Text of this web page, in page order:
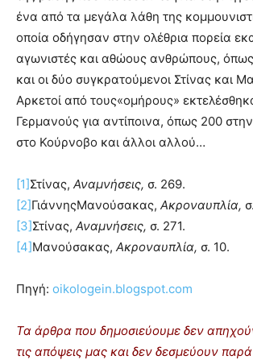
ένα από τα μεγάλα λάθη της
οποία οδήγησαν στην ολέθρια πορεία
αγωνιστές και αθώους ανθρώπους,
και οι δύο συγκρατούμενοι Στίνας και
Αρκετοί από τους«ομήρους»
Γερμανούς για αντίποινα, όπως 200
στο Κούρνοβο και άλλοι αλλού…
[1]Στίνας, Αναμνήσεις, σ. 269.
[2]ΓιάννηςΜανούσακας, Ακροναυπλία,
[3]Στίνας, Αναμνήσεις, σ. 271.
[4]Μανούσακας, Ακροναυπλία, σ. 10.
Πηγή: oikologein.blogspot.com
Τα άρθρα που δημοσιεύουμε δεν
τις απόψεις μας και δεν δεσμεύουν